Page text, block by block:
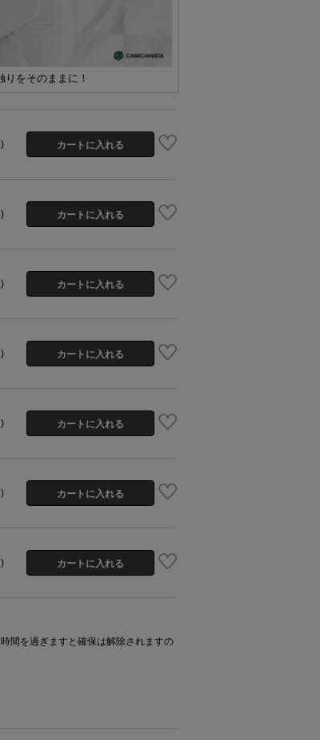
をそのままに！
間を過ぎますと確保は解除されますの